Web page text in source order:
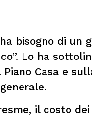
ha bisogno di
Lo ha
Casa e
il costo